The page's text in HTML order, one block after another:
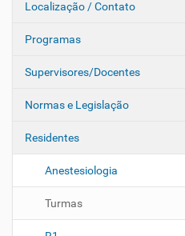
e
a
ç
o
Localização / Contato
Programas
Supervisores/Docentes
Normas e Legislação
Residentes
Anestesiologia
Turmas